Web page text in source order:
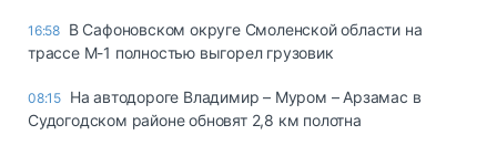
16:58 В Сафоновском округе Смоленской области на
трассе М-1 полностью выгорел грузовик
08:15 На автодороге Владимир – Муром – Арзамас в
Судогодском районе обновят 2,8 км полотна